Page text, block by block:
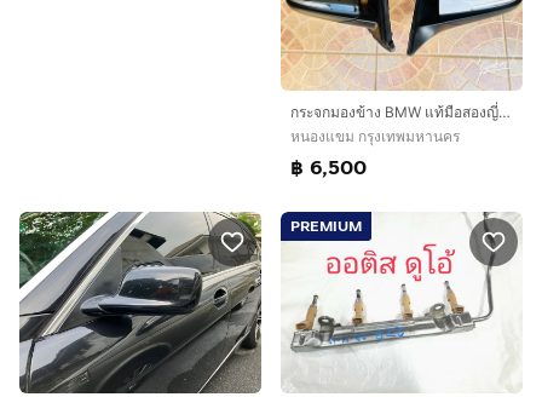
กระจกมองข้าง BMW แท้มือสองญี่ปุ่น
หนองแขม กรุงเทพมหานคร
฿ 6,500
PREMIUM